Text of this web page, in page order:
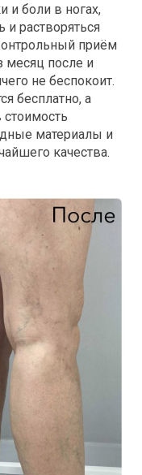
и боли в ногах,
и растворяться
приём
месяц после и
не беспокоит.
бесплатно, а
материалы и
качества.